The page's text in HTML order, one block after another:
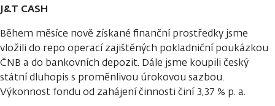
J&T CASH
Během měsíce nově získané finanční prostředky jsme
vložili do repo operací zajištěných pokladniční poukázkou
ČNB a do bankovních depozit. Dále jsme koupili český
státní dluhopis s proměnlivou úrokovou sazbou.
Výkonnost fondu od zahájení činnosti činí 3,37 % p. a.